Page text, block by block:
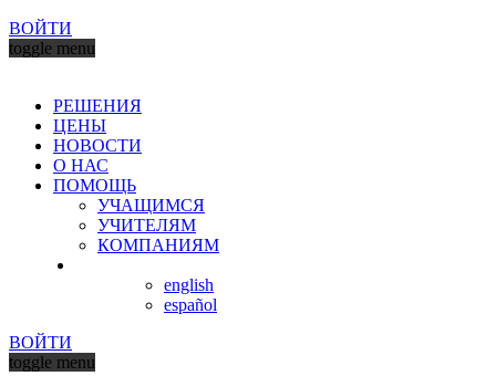
ВОЙТИ
toggle menu
РЕШЕНИЯ
ЦЕНЫ
НОВОСТИ
О НАС
ПОМОЩЬ
УЧАЩИМСЯ
УЧИТЕЛЯМ
КОМПАНИЯМ
english
español
ВОЙТИ
toggle menu